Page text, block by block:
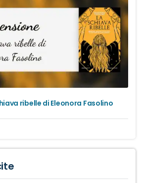
ribelle di Eleonora Fasolino